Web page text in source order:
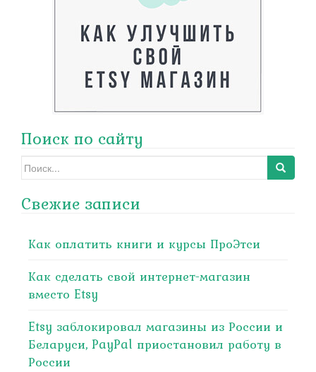
Поиск по сайту
for:
Свежие записи
Как оплатить книги и курсы ПроЭтси
Как сделать свой интернет-магазин
вместо Etsy
Etsy заблокировал магазины из России и
Беларуси, PayPal приостановил работу в
России